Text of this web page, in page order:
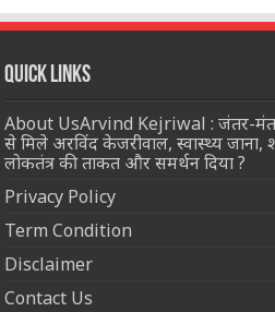
Quick Links
About UsArvind Kejriwal : जंतर-
से मिले अरविंद केजरीवाल, स्वास्थ्य जाना,
लोकतंत्र की ताकत और समर्थन दिया ?
Privacy Policy
Term Condition
Disclaimer
Contact Us